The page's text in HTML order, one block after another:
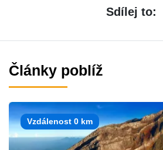
Sdílej to:
Články poblíž
Vzdálenost 0 km